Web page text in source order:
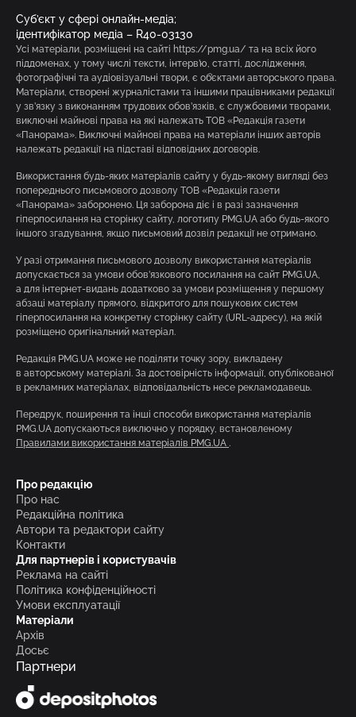
Суб’єкт у сфері онлайн-медіа;
ідентифікатор медіа – R40-03130
Усі матеріали, розміщені на сайті https://pmg.ua/ та на всіх його
піддоменах, у тому числі тексти, інтерв’ю, статті, дослідження,
фотографічні та аудіовізуальні твори, є об’єктами авторського права.
Матеріали, створені журналістами та іншими працівниками редакції
у зв’язку з виконанням трудових обов’язків, є службовими творами,
виключні майнові права на які належать ТОВ «Редакція газети
«Панорама». Виключні майнові права на матеріали інших авторів
належать редакції на підставі відповідних договорів.
Використання будь-яких матеріалів сайту у будь-якому вигляді без
попереднього письмового дозволу ТОВ «Редакція газети
«Панорама» заборонено. Ця заборона діє і в разі зазначення
гіперпосилання на сторінку сайту, логотипу PMG.UA або будь-якого
іншого згадування, якщо письмовий дозвіл редакції не отримано.
У разі отримання письмового дозволу використання матеріалів
допускається за умови обов’язкового посилання на сайт PMG.UA,
а для інтернет-видань додатково за умови розміщення у першому
абзаці матеріалу прямого, відкритого для пошукових систем
гіперпосилання на конкретну сторінку сайту (URL-адресу), на якій
розміщено оригінальний матеріал.
Редакція PMG.UA може не поділяти точку зору, викладену
в авторському матеріалі. За достовірність інформації, опублікованої
в рекламних матеріалах, відповідальність несе рекламодавець.
Передрук, поширення та інші способи використання матеріалів
PMG.UA допускаються виключно у порядку, встановленому
Правилами використання матеріалів PMG.UA .
Про редакцію
Про нас
Редакційна політика
Автори та редактори сайту
Контакти
Для партнерів і користувачів
Реклама на сайті
Політика конфіденційності
Умови експлуатації
Матеріали
Архів
Досьє
Партнери